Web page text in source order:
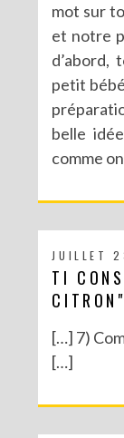
mot sur
et notre
d’abord,
petit
belle
comme
JUILLET
TI
[…] 7)
[…]